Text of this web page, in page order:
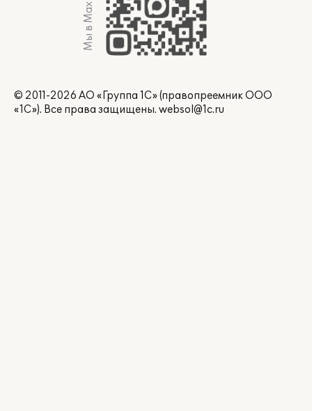
Мы в Max
© 2011-2026 АО «Группа 1С» (правопреемник ООО
«1С»). Все права защищены. websol@1c.ru